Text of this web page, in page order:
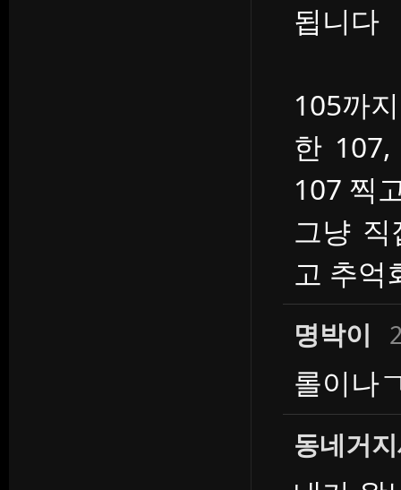
됩니다
105까
한
107 찍
그냥 직
고 추억
명박이
롤이나
동네거